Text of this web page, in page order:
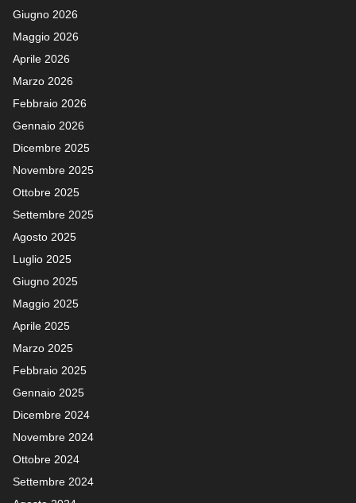
Giugno 2026
Maggio 2026
Aprile 2026
Marzo 2026
Febbraio 2026
Gennaio 2026
Dicembre 2025
Novembre 2025
Ottobre 2025
Settembre 2025
Agosto 2025
Luglio 2025
Giugno 2025
Maggio 2025
Aprile 2025
Marzo 2025
Febbraio 2025
Gennaio 2025
Dicembre 2024
Novembre 2024
Ottobre 2024
Settembre 2024